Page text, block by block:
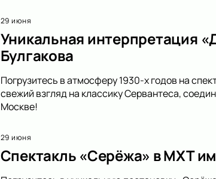
29 июня
Уникальная интерпретация
Булгакова
Погрузитесь в атмосферу 1930-х годов на
свежий взгляд на классику Сервантеса,
Москве!
29 июня
Спектакль «Серёжа» в МХТ